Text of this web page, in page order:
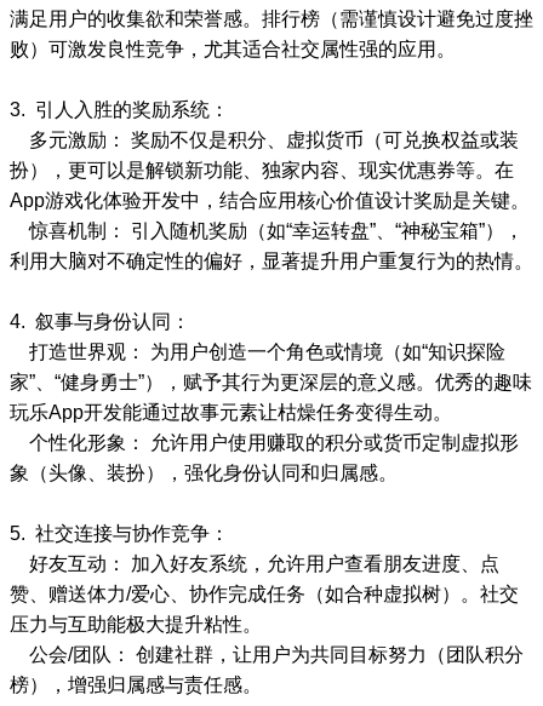
满足用户的收集欲和荣誉感。排行榜（需谨慎设计避免过度挫
败）可激发良性竞争，尤其适合社交属性强的应用。
3. 引人入胜的奖励系统：
多元激励： 奖励不仅是积分、虚拟货币（可兑换权益或装
扮），更可以是解锁新功能、独家内容、现实优惠券等。在
App游戏化体验开发中，结合应用核心价值设计奖励是关键。
惊喜机制： 引入随机奖励（如“幸运转盘”、“神秘宝箱”），
利用大脑对不确定性的偏好，显著提升用户重复行为的热情。
4. 叙事与身份认同：
打造世界观： 为用户创造一个角色或情境（如“知识探险
家”、“健身勇士”），赋予其行为更深层的意义感。优秀的趣味
玩乐App开发能通过故事元素让枯燥任务变得生动。
个性化形象： 允许用户使用赚取的积分或货币定制虚拟形
象（头像、装扮），强化身份认同和归属感。
5. 社交连接与协作竞争：
好友互动： 加入好友系统，允许用户查看朋友进度、点
赞、赠送体力/爱心、协作完成任务（如合种虚拟树）。社交
压力与互助能极大提升粘性。
公会/团队： 创建社群，让用户为共同目标努力（团队积分
榜），增强归属感与责任感。